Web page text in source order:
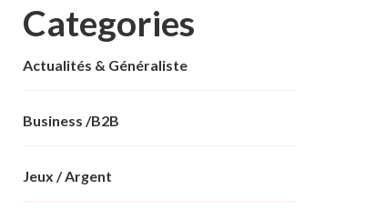
Categories
Actualités & Généraliste
Business /B2B
Jeux / Argent